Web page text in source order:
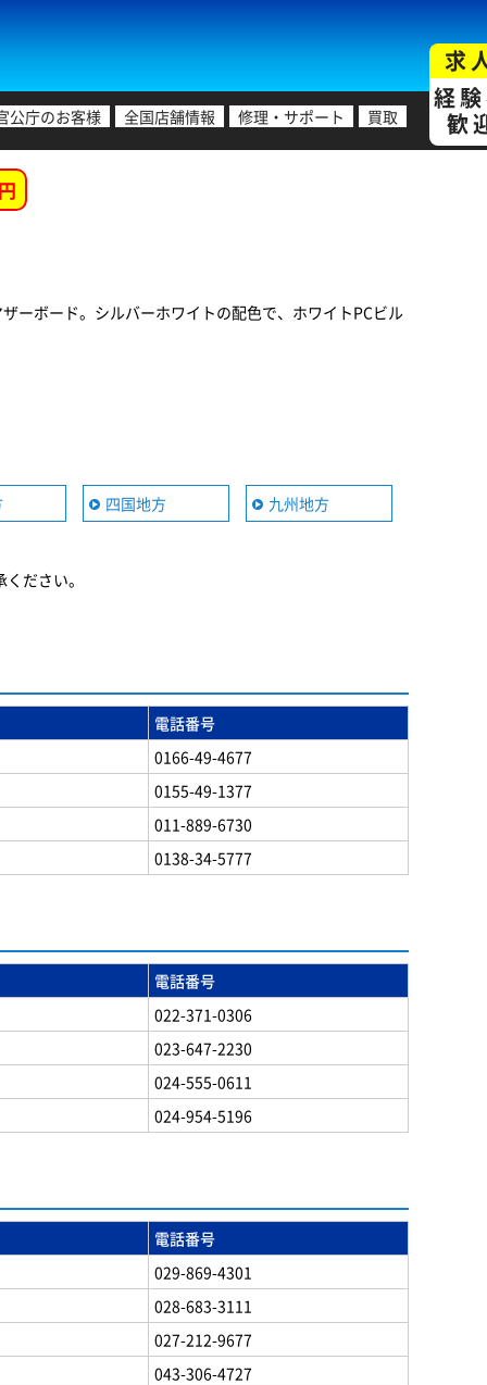
公庁のお客様 全国店舗情報 修理・サポート 買取
求
経
歓
ーボード。シルバーホワイトの配色で、ホワイトPCビル
四国地方 九州地方
ださい。
電話番号
0166-49-4677
0155-49-1377
011-889-6730
0138-34-5777
電話番号
022-371-0306
023-647-2230
024-555-0611
024-954-5196
電話番号
029-869-4301
028-683-3111
027-212-9677
043-306-4727